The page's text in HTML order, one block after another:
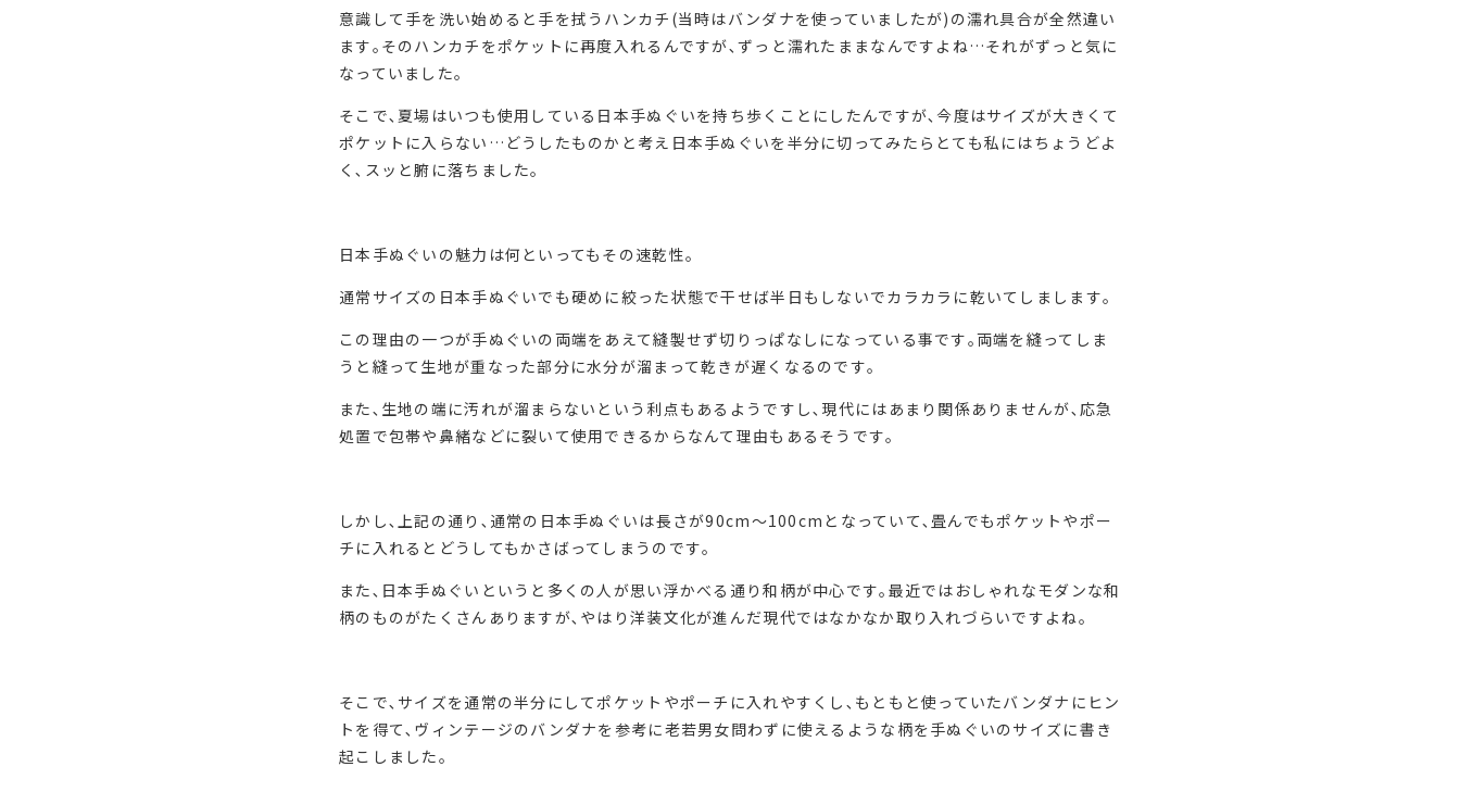
意識して手を洗い始めると手を拭うハンカチ(当時はバンダナを使っていましたが)の濡れ具合が全然違い
ます｡そのハンカチをポケットに再度入れるんですが､ずっと濡れたままなんですよね…それがずっと気に
なっていました｡
そこで､夏場はいつも使用している日本手ぬぐいを持ち歩くことにしたんですが､今度はサイズが大きくて
ポケットに入らない…どうしたものかと考え日本手ぬぐいを半分に切ってみたらとても私にはちょうどよ
く､スッと腑に落ちました｡
日本手ぬぐいの魅力は何といってもその速乾性｡
通常サイズの日本手ぬぐいでも硬めに絞った状態で干せば半日もしないでカラカラに乾いてしまします｡
この理由の一つが手ぬぐいの両端をあえて縫製せず切りっぱなしになっている事です｡両端を縫ってしま
うと縫って生地が重なった部分に水分が溜まって乾きが遅くなるのです｡
また､生地の端に汚れが溜まらないという利点もあるようですし､現代にはあまり関係ありませんが､応急
処置で包帯や鼻緒などに裂いて使用できるからなんて理由もあるそうです｡
しかし､上記の通り､通常の日本手ぬぐいは長さが90cm〜100cmとなっていて､畳んでもポケットやポー
チに入れるとどうしてもかさばってしまうのです｡
また､日本手ぬぐいというと多くの人が思い浮かべる通り和柄が中心です｡最近ではおしゃれなモダンな和
柄のものがたくさんありますが､やはり洋装文化が進んだ現代ではなかなか取り入れづらいですよね｡
そこで､サイズを通常の半分にしてポケットやポーチに入れやすくし､もともと使っていたバンダナにヒン
トを得て､ヴィンテージのバンダナを参考に老若男女問わずに使えるような柄を手ぬぐいのサイズに書き
起こしました｡